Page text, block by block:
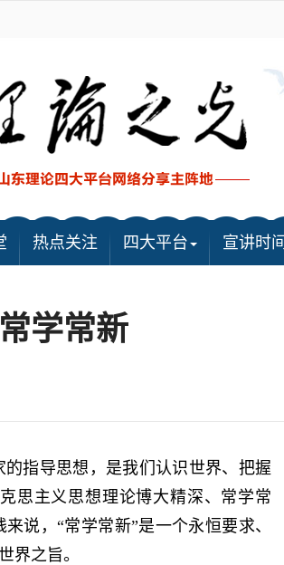
热点关注 四大平台 宣讲时间
学常新
指导思想，是我们认识世界、把握
思主义思想理论博大精深、常学常
说，“常学常新”是一个永恒要求、
界之旨。